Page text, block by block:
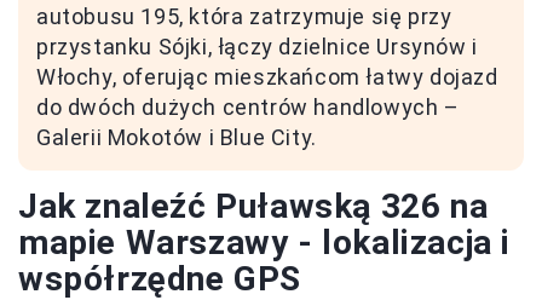
autobusu 195, która zatrzymuje się przy
przystanku Sójki, łączy dzielnice Ursynów i
Włochy, oferując mieszkańcom łatwy dojazd
do dwóch dużych centrów handlowych –
Galerii Mokotów i Blue City.
Jak znaleźć Puławską 326 na
mapie Warszawy - lokalizacja i
współrzędne GPS